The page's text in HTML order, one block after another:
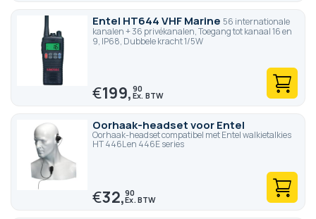
Entel HT644 VHF Marine 56 internationale
kanalen + 36 privékanalen, Toegang tot kanaal 16 en
9, IP68, Dubbele kracht 1/5W
€199,90
Oorhaak-headset voor Entel
Oorhaak-headset compatibel met Entel walkietalkies
HT 446L en 446E series
€32,90